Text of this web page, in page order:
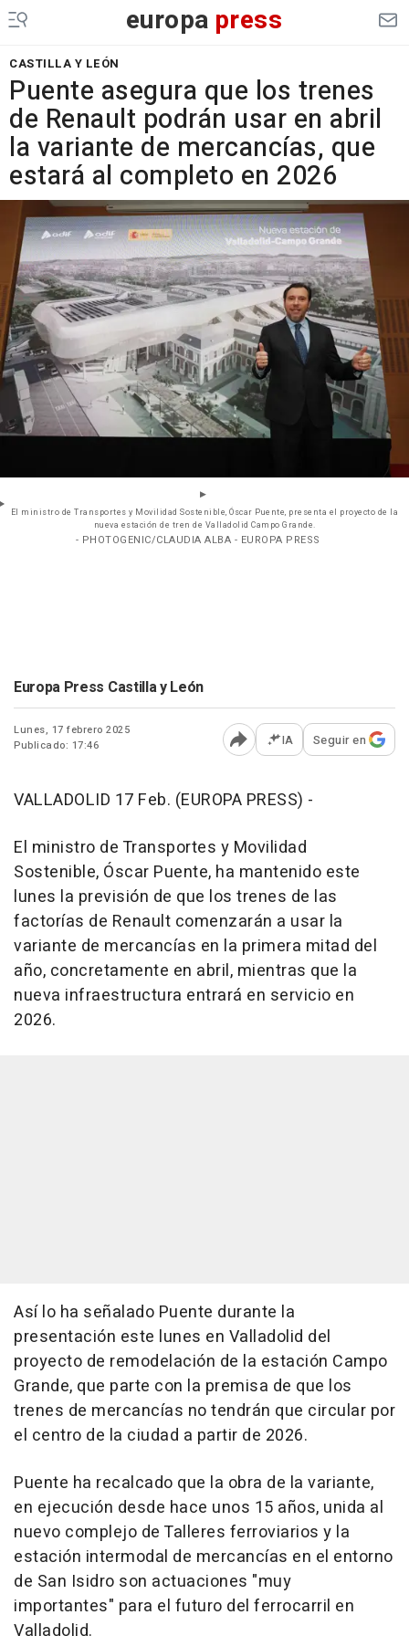
europa press
CASTILLA Y LEÓN
Puente asegura que los trenes
de Renault podrán usar en abril
la variante de mercancías, que
estará al completo en 2026
El ministro de Transportes y Movilidad Sostenible, Óscar Puente, presenta el proyecto de la
nueva estación de tren de Valladolid Campo Grande.
- PHOTOGENIC/CLAUDIA ALBA - EUROPA PRESS
Europa Press Castilla y León
Lunes, 17 febrero 2025
Publicado: 17:46
Abrir opciones para
IA Seguir en
VALLADOLID 17 Feb. (EUROPA PRESS) -
El ministro de Transportes y Movilidad
Sostenible, Óscar Puente, ha mantenido este
lunes la previsión de que los trenes de las
factorías de Renault comenzarán a usar la
variante de mercancías en la primera mitad del
año, concretamente en abril, mientras que la
nueva infraestructura entrará en servicio en
2026.
Así lo ha señalado Puente durante la
presentación este lunes en Valladolid del
proyecto de remodelación de la estación Campo
Grande, que parte con la premisa de que los
trenes de mercancías no tendrán que circular por
el centro de la ciudad a partir de 2026.
Puente ha recalcado que la obra de la variante,
en ejecución desde hace unos 15 años, unida al
nuevo complejo de Talleres ferroviarios y la
estación intermodal de mercancías en el entorno
de San Isidro son actuaciones "muy
importantes" para el futuro del ferrocarril en
Valladolid.